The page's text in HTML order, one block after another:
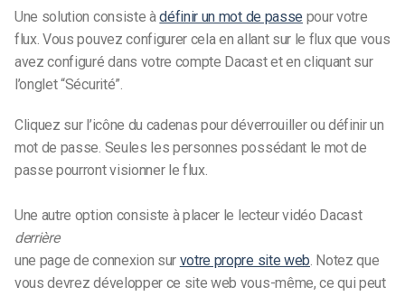
Une solution consiste àdéfinir un mot de passe pour votre
flux. Vous pouvez configurer cela en allant sur le flux que vous
avez configuré dans votre compte Dacast et en cliquant sur
l’onglet “Sécurité”.
Cliquez sur l’icône du cadenas pour déverrouiller ou définir un
mot de passe. Seules les personnes possédant le mot de
passe pourront visionner le flux.
Une autre option consiste à placer le lecteur vidéo Dacast
derrière
une page de connexion sur votre propre site web. Notez que
vous devrez développer ce site web vous-même, ce qui peut